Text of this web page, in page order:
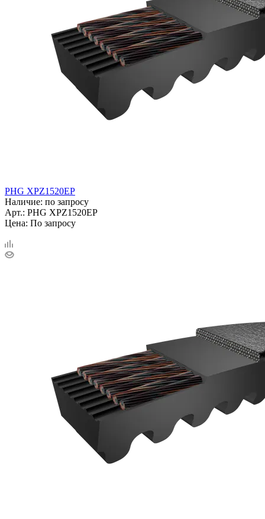
PHG XPZ1520EP
Наличие: по запросу
Арт.: PHG XPZ1520EP
Цена: По запросу